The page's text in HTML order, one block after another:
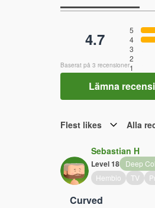
4.7
Baserat på 3 recensioner
5
4
3
2
1
Lämna
Flest likes Alla
Sebastian H
Level 18
Deep
Hembio
TV
Curved